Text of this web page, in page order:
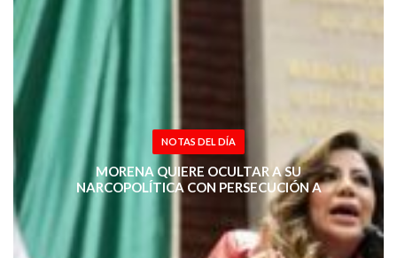
NOTAS DEL DÍA
MORENA QUIERE OCULTAR A SU
NARCOPOLÍTICA CON PERSECUCIÓN A
ALEJANDRO MORENO: LORENA PIÑÓN RIVERA